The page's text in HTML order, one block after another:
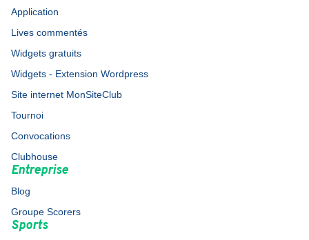
Application
Lives commentés
Widgets gratuits
Widgets - Extension Wordpress
Site internet MonSiteClub
Tournoi
Convocations
Clubhouse
Entreprise
Blog
Groupe Scorers
Sports